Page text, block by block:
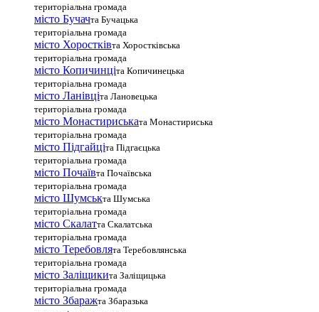
територіальна громада
місто Бучачта Бучацька
територіальна громада
місто Хоростківта Хоростківська
територіальна громада
місто Копичинціта Копичинецька
територіальна громада
місто Ланівціта Лановецька
територіальна громада
місто Монастириськата Монастириська
територіальна громада
місто Підгайціта Підгаєцька
територіальна громада
місто Почаївта Почаївська
територіальна громада
місто Шумськта Шумська
територіальна громада
місто Скалатта Скалатська
територіальна громада
місто Теребовлята Теребовлянська
територіальна громада
місто Залiщикита Заліщицька
територіальна громада
місто Збаражта Збаразька